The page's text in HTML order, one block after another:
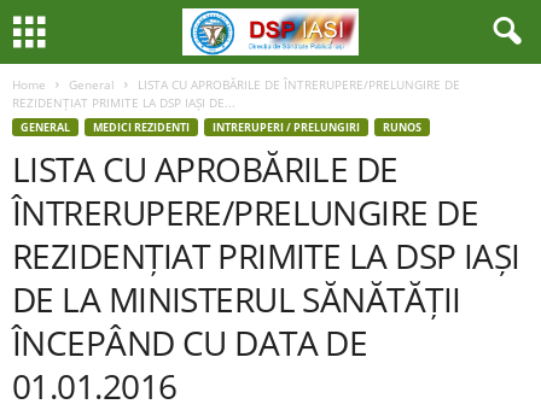
Home General
LISTA CU APROBĂRILE DE ÎNTRERUPERE/PRELUNGIRE DE
REZIDENȚIAT PRIMITE LA DSP IAȘI DE...
GENERAL MEDICI REZIDENTI INTRERUPERI / PRELUNGIRI RUNOS
LISTA CU APROBĂRILE DE
ÎNTRERUPERE/PRELUNGIRE DE
REZIDENȚIAT PRIMITE LA DSP IAȘI
DE LA MINISTERUL SĂNĂTĂȚII
ÎNCEPÂND CU DATA DE
01.01.2016